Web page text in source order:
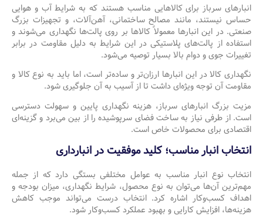
انبارهای سرباز برای کالاهایی مناسب هستند که به شرایط آب و هوایی
حساس نیستند، مانند مصالح ساختمانی، آهن‌آلات، و تجهیزات بزرگ
صنعتی. در این انبارها معمولاً کالاها بر روی پالت‌ها نگهداری می‌شوند و
استفاده از پالت‌های پلاستیکی در این شرایط به دلیل مقاومت در برابر
تغییرات جوی و دوام بالا بسیار توصیه می‌شود.
نگهداری کالا در این انبارها ارزان‌تر و ساده‌تر است، اما باید به نوع کالا و
مقاومت آن توجه ویژه‌ای داشت تا از آسیب به آن جلوگیری شود.
مزیت بزرگ انبارهای سرباز، هزینه نگهداری پایین و سهولت دسترسی
است. از طرفی نیاز به ساخت فضای سرپوشیده را از بین می‌برد و گزینه‌ای
اقتصادی برای محصولات خاص است.
انتخاب انبار مناسب؛ کلید موفقیت در انبارداری
انتخاب نوع انبار مناسب به عوامل مختلفی بستگی دارد که از جمله
مهم‌ترین آن‌ها می‌توان به نوع محصول، شرایط نگهداری، میزان بودجه و
اهداف کسب‌وکار اشاره کرد. انتخاب درست می‌تواند موجب کاهش
هزینه‌ها، افزایش کارایی و بهبود عملکرد کسب‌وکار شود.